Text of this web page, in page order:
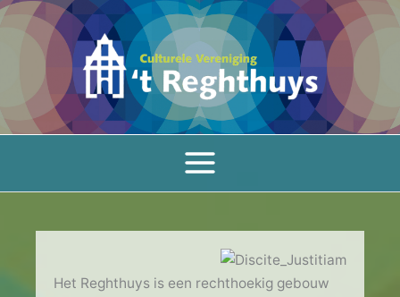
Ga
naar
inhoud
Het Reghthuys is een rechthoekig gebouw